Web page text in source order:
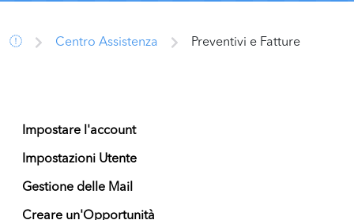
Centro Assistenza Preventivi e Fatture
Impostare l'account
Impostazioni Utente
Gestione delle Mail
Creare un'Opportunità